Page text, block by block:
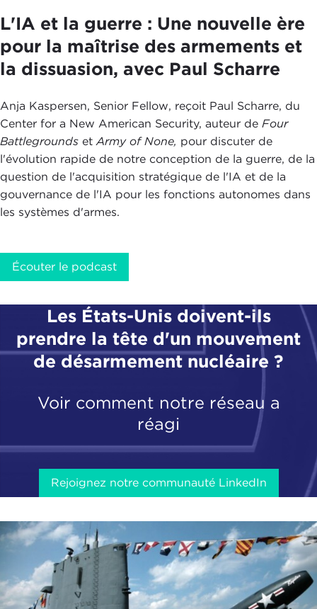
L'IA et la guerre : Une nouvelle ère
pour la maîtrise des armements et
la dissuasion, avec Paul Scharre
Anja Kaspersen, Senior Fellow, reçoit Paul Scharre, du
Center for a New American Security, auteur de Four
Battlegrounds et Army of None, pour discuter de
l'évolution rapide de notre conception de la guerre, de la
question de l'acquisition stratégique de l'IA et de la
gouvernance de l'IA pour les fonctions autonomes dans
les systèmes d'armes.
Écouter le podcast
Les États-Unis doivent-ils
prendre la tête d'un mouvement
de désarmement nucléaire ?
Voir comment notre réseau a
réagi
Rejoignez notre communauté LinkedIn